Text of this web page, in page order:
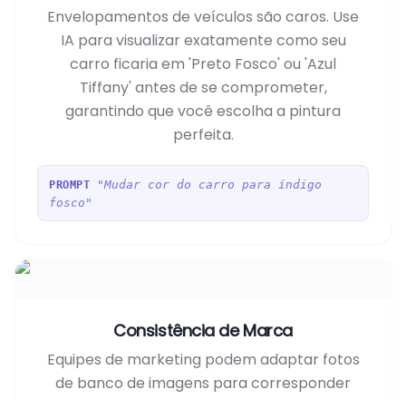
Envelopamentos de veículos são caros. Use
IA para visualizar exatamente como seu
carro ficaria em 'Preto Fosco' ou 'Azul
Tiffany' antes de se comprometer,
garantindo que você escolha a pintura
perfeita.
PROMPT
"Mudar cor do carro para índigo
fosco"
Consistência de Marca
Equipes de marketing podem adaptar fotos
de banco de imagens para corresponder